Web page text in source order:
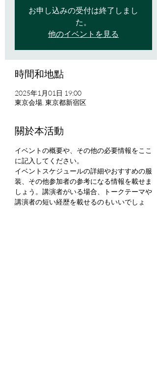
お申し込みの受付は終了しまし
た。
他のイベントを見る
時間和地點
2025年1月01日 19:00
東京会場, 東京都新宿区
關於本活動
イベントの概要や、その他の必要情報をここ
に記入してください。
イベントスケジュールの詳細やおすすめの服
装、その他参加者の参考になる情報を載せま
しょう。講演者がいる場合、トークテーマや
講演者の短い経歴を載せるのもいいでしょ